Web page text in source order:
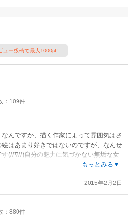
ュー投稿で最大1000pt!
：109件
んですが、描く作家によって雰囲気はさ
はあまり好きではないのですが、なんせ
(//∇//)自分の魅力に気づかない無垢な女
た、女性も一途に愛す…なんて関係はハ
し、男性の身勝手さや女性の芯の強さも一
マンガって面白いですね(^◇^)★めざせハ
もっとみる▼
2015年2月2日
：880件